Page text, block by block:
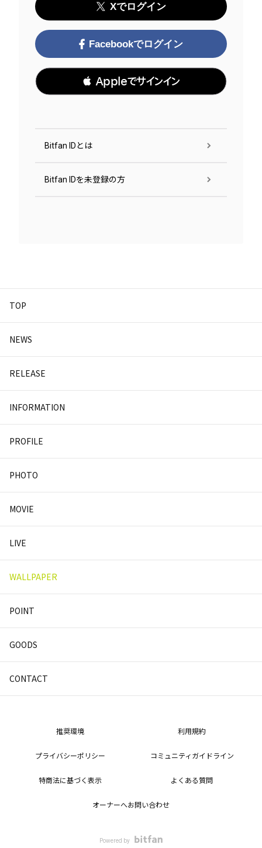
Xでログイン
Facebookでログイン
 Appleでサインイン
Bitfan IDとは
Bitfan IDを未登録の方
TOP
NEWS
RELEASE
INFORMATION
PROFILE
PHOTO
MOVIE
LIVE
WALLPAPER
POINT
GOODS
CONTACT
推奨環境 利用規約
プライバシーポリシー コミュニティガイドライン
特商法に基づく表示 よくある質問
オーナーへお問い合わせ
Powered by